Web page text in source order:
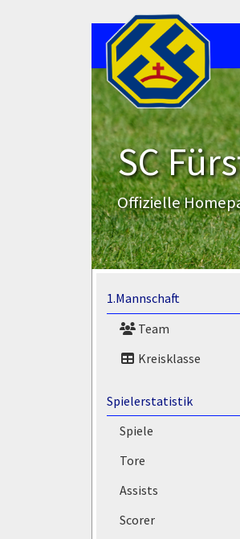
SC
Offizielle
1.Mannschaft
Team
Kreisklasse
Spielerstatistik
Spiele
Tore
Assists
Scorer